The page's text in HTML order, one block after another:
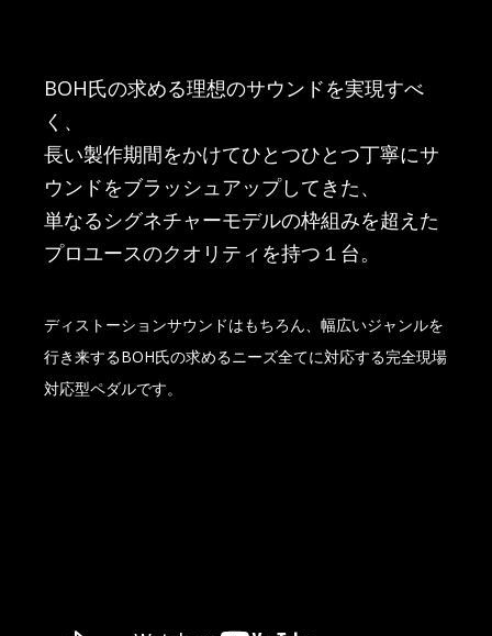
BOH氏の求める理想のサウンドを実現すべ
く、
長い製作期間をかけてひとつひとつ丁寧にサ
ウンドをブラッシュアップしてきた、
単なるシグネチャーモデルの枠組みを超えた
プロユースのクオリティを持つ１台。
ディストーションサウンドはもちろん、幅広いジャンルを
行き来するBOH氏の求めるニーズ全てに対応する完全現場
対応型ペダルです。